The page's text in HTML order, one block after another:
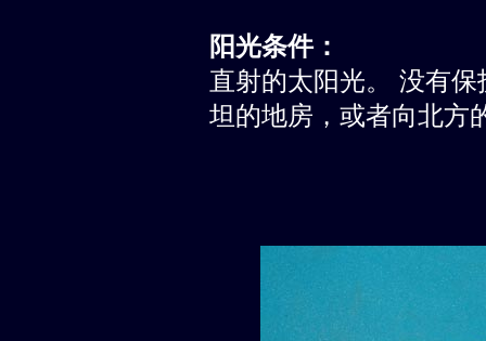
阳光条件：
直射的太阳光。 没有
坦的地房，或者向北方